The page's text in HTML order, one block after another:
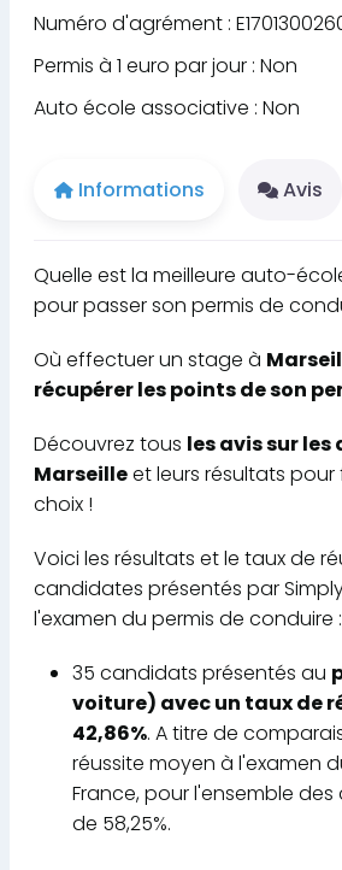
Numéro d'agrément :
Permis à 1 euro par jour : Non
Auto école associative : Non
Informations Avis
Quelle est la meilleure auto-
pour passer son permis de
Où effectuer un stage à
récupérer les points de son
Découvrez tous les avis sur
Marseilleet leurs résultats pour
choix !
Voici les résultats et le taux de
candidates présentés par
l'examen du permis de conduire :
35 candidats présentés au
voiture) avec un taux de
42,86%. A titre de
réussite moyen à l'examen
France, pour l'ensemble
de 58,25%.